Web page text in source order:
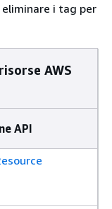
i tag per
AWS
API